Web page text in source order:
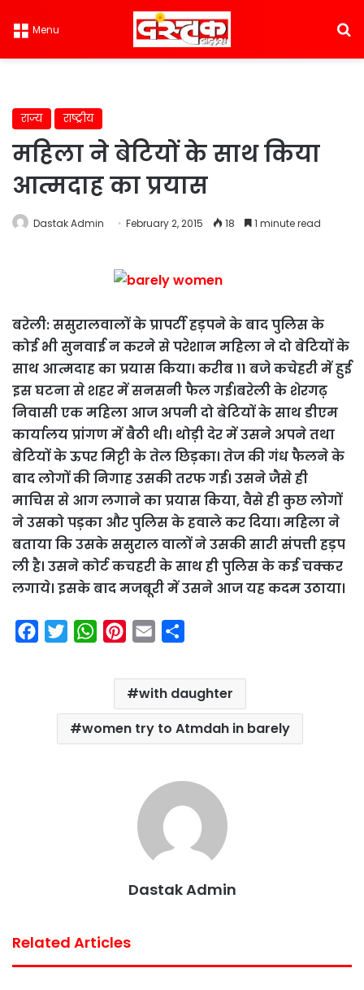
Menu
राज्य राष्ट्रीय
महिला ने बेटियों के साथ किया
आत्मदाह का प्रयास
Dastak Admin February 2, 2015 18 1 minute read
बरेली: ससुरालवालों के प्रापर्टी हड़पने के बाद पुलिस के
कोई भी सुनवाई न करने से परेशान महिला ने दो बेटियों के
साथ आत्मदाह का प्रयास किया। करीब 11 बजे कचेहरी में हुई
इस घटना से शहर में सनसनी फैल गई।बरेली के शेरगढ़
निवासी एक महिला आज अपनी दो बेटियों के साथ डीएम
कार्यालय प्रांगण में बैठी थी। थोड़ी देर में उसने अपने तथा
बेटियों के ऊपर मिट्टी के तेल छिड़का। तेज की गंध फैलने के
बाद लोगों की निगाह उसकी तरफ गई। उसने जैसे ही
माचिस से आग लगाने का प्रयास किया, वैसे ही कुछ लोगों
ने उसको पड़का और पुलिस के हवाले कर दिया। महिला ने
बताया कि उसके ससुराल वालों ने उसकी सारी संपत्ती हड़प
ली है। उसने कोर्ट कचहरी के साथ ही पुलिस के कई चक्कर
लगाये। इसके बाद मजबूरी में उसने आज यह कदम उठाया।
t
e
W
s
A
n
t
e
r
a
i
a
r
e
with daughter
women try to Atmdah in barely
Dastak Admin
Related Articles